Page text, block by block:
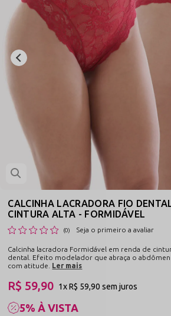
CALCINHA LACRADORA FIO
CINTURA ALTA - FORMIDÁVEL
(0) Seja o primeiro a avaliar
Calcinha lacradora Formidável em renda de
dental. Efeito modelador que abraça o
com atitude.
Ler mais
5% À VISTA
R$ 59,90 1xR$ 59,90sem juros